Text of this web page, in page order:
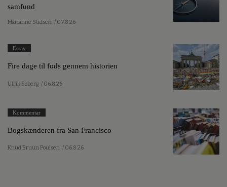
samfund
Marianne Stidsen / 07.8.26
Essay
Fire dage til fods gennem historien
Ulrik Søberg / 06.8.26
Kommentar
Bogskænderen fra San Francisco
Knud Bruun Poulsen / 06.8.26